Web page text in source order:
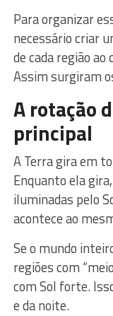
Para organizar
necessário criar
de cada região
Assim surgiram
A rotação
principal
A Terra gira em
Enquanto ela
iluminadas pelo
acontece ao
Se o mundo
regiões com
com Sol forte.
e da noite.